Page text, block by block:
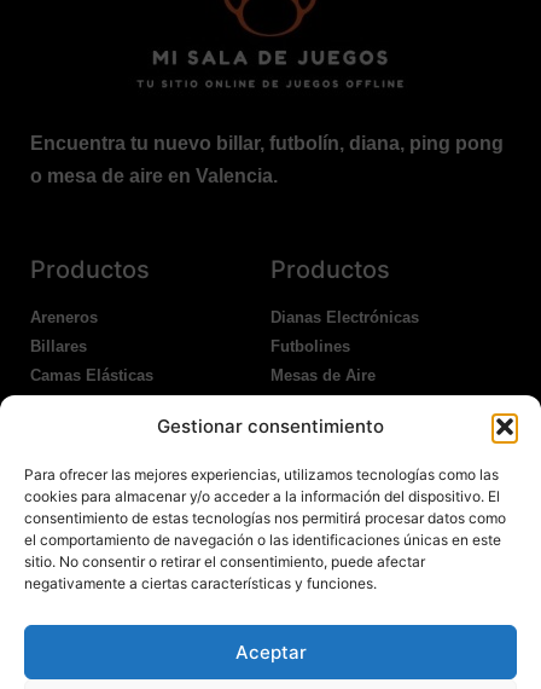
Gestionar consentimiento
Para ofrecer las mejores experiencias, utilizamos tecnologías como las
cookies para almacenar y/o acceder a la información del dispositivo. El
consentimiento de estas tecnologías nos permitirá procesar datos como
el comportamiento de navegación o las identificaciones únicas en este
sitio. No consentir o retirar el consentimiento, puede afectar
negativamente a ciertas características y funciones.
Aceptar
Encuentra tu nuevo billar, futbolín, diana, ping pong
o mesa de aire en Valencia.
Productos
Areneros
Billares
Camas Elásticas
Productos
Dianas Electrónicas
Futbolines
Mesas de Aire
Ping Pong Exterior
Nosotros
Atención al Cliente
Garantías
Contacto
Política Devoluciones
Legales
Aviso Legal
Política de Privacidad
Política de Cookies
Polítíca de RRSS